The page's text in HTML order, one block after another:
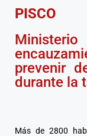
PISCO
prevenir
durante la
Más de 2800